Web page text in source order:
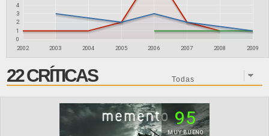
2002 2003 2004 2005 2006 2007 2008 2009
0
1
2
3
4
22 CRÍTICAS
95
MUY BUENO